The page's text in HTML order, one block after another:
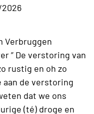
Verbruggen
” De verstoring van
rustig en oh zo
aan de verstoring
dat we ons
(té) droge en